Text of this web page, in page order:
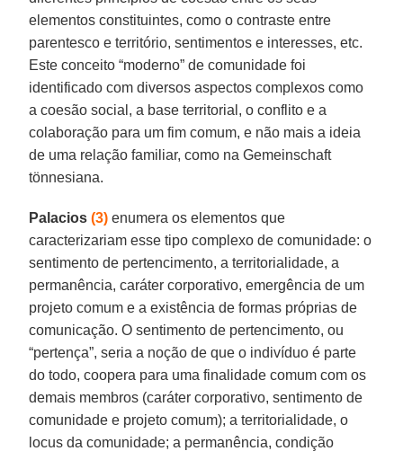
elementos constituintes, como o contraste entre
parentesco e território, sentimentos e interesses, etc.
Este conceito “moderno” de comunidade foi
identificado com diversos aspectos complexos como
a coesão social, a base territorial, o conflito e a
colaboração para um fim comum, e não mais a ideia
de uma relação familiar, como na Gemeinschaft
tönnesiana.
Palacios (3) enumera os elementos que
caracterizariam esse tipo complexo de comunidade: o
sentimento de pertencimento, a territorialidade, a
permanência, caráter corporativo, emergência de um
projeto comum e a existência de formas próprias de
comunicação. O sentimento de pertencimento, ou
“pertença”, seria a noção de que o indivíduo é parte
do todo, coopera para uma finalidade comum com os
demais membros (caráter corporativo, sentimento de
comunidade e projeto comum); a territorialidade, o
locus da comunidade; a permanência, condição